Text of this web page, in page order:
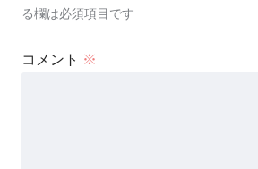
る欄は必須項目です
コメント ※